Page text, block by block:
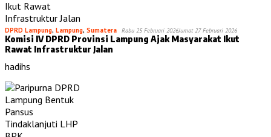
DPRD Lampung, Lampung, Sumatera Rabu 25 Februari 2026Jumat 27 Februari 2026
Komisi IV DPRD Provinsi Lampung Ajak Masyarakat Ikut
Rawat Infrastruktur Jalan
hadihs